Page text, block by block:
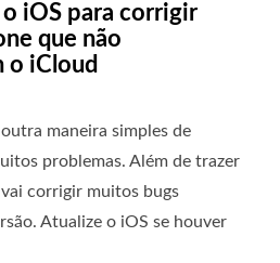
o iOS para corrigir
que não
o iCloud
maneira simples de
problemas. Além de trazer
corrigir muitos bugs
Atualize o iOS se houver